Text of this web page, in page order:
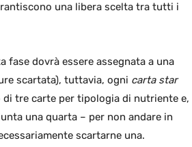
una libera scelta tra tutti i
fase dovrà essere assegnata a una
scartata), tuttavia, ogni carta star
di tre carte per tipologia di nutriente e,
una quarta – per non andare in
scartarne una.